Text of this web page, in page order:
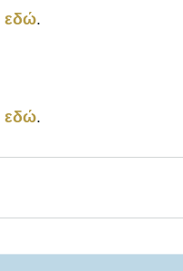
εδώ.
εδώ.